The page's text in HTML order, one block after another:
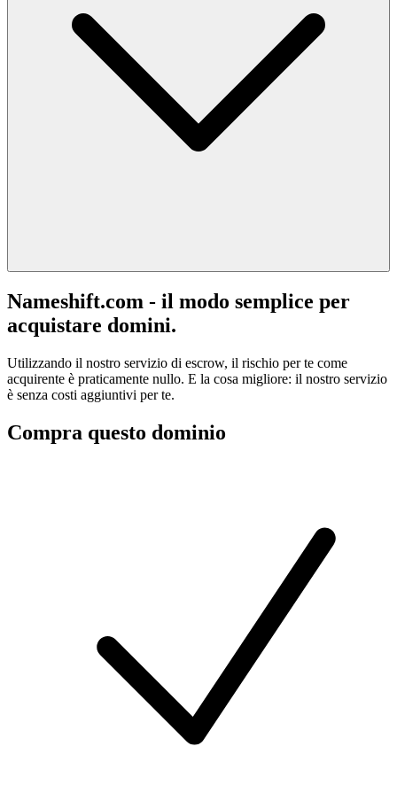
Nameshift.com - il modo semplice per
acquistare domini.
Utilizzando il nostro servizio di escrow, il rischio per te come
acquirente è praticamente nullo. E la cosa migliore: il nostro servizio
è senza costi aggiuntivi per te.
Compra questo dominio